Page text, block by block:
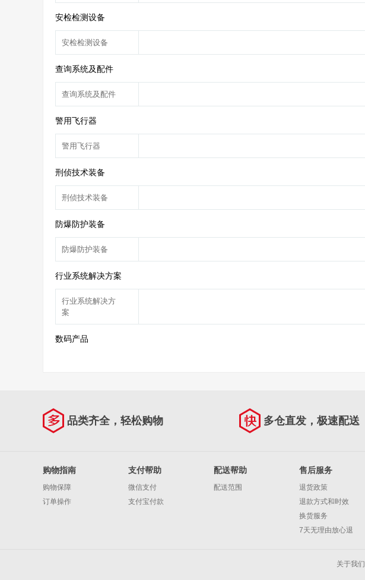
安检检测设备
安检检测设备
查询系统及配件
查询系统及配件
警用飞行器
警用飞行器
刑侦技术装备
刑侦技术装备
防爆防护装备
防爆防护装备
行业系统解决方案
行业系统解决方
案
数码产品
品类齐全，轻松购物 多仓直发，极速配送
购物指南
购物保障
订单操作
支付帮助
微信支付
支付宝付款
配送帮助
配送范围
售后服务
退货政策
退款方式和时效
换货服务
7天无理由放心退
关于我们